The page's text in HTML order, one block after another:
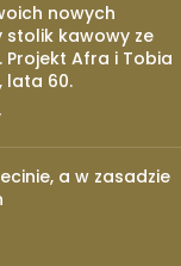
nowych
stolik kawowy ze
Afra i Tobia
lata 60.
a w zasadzie